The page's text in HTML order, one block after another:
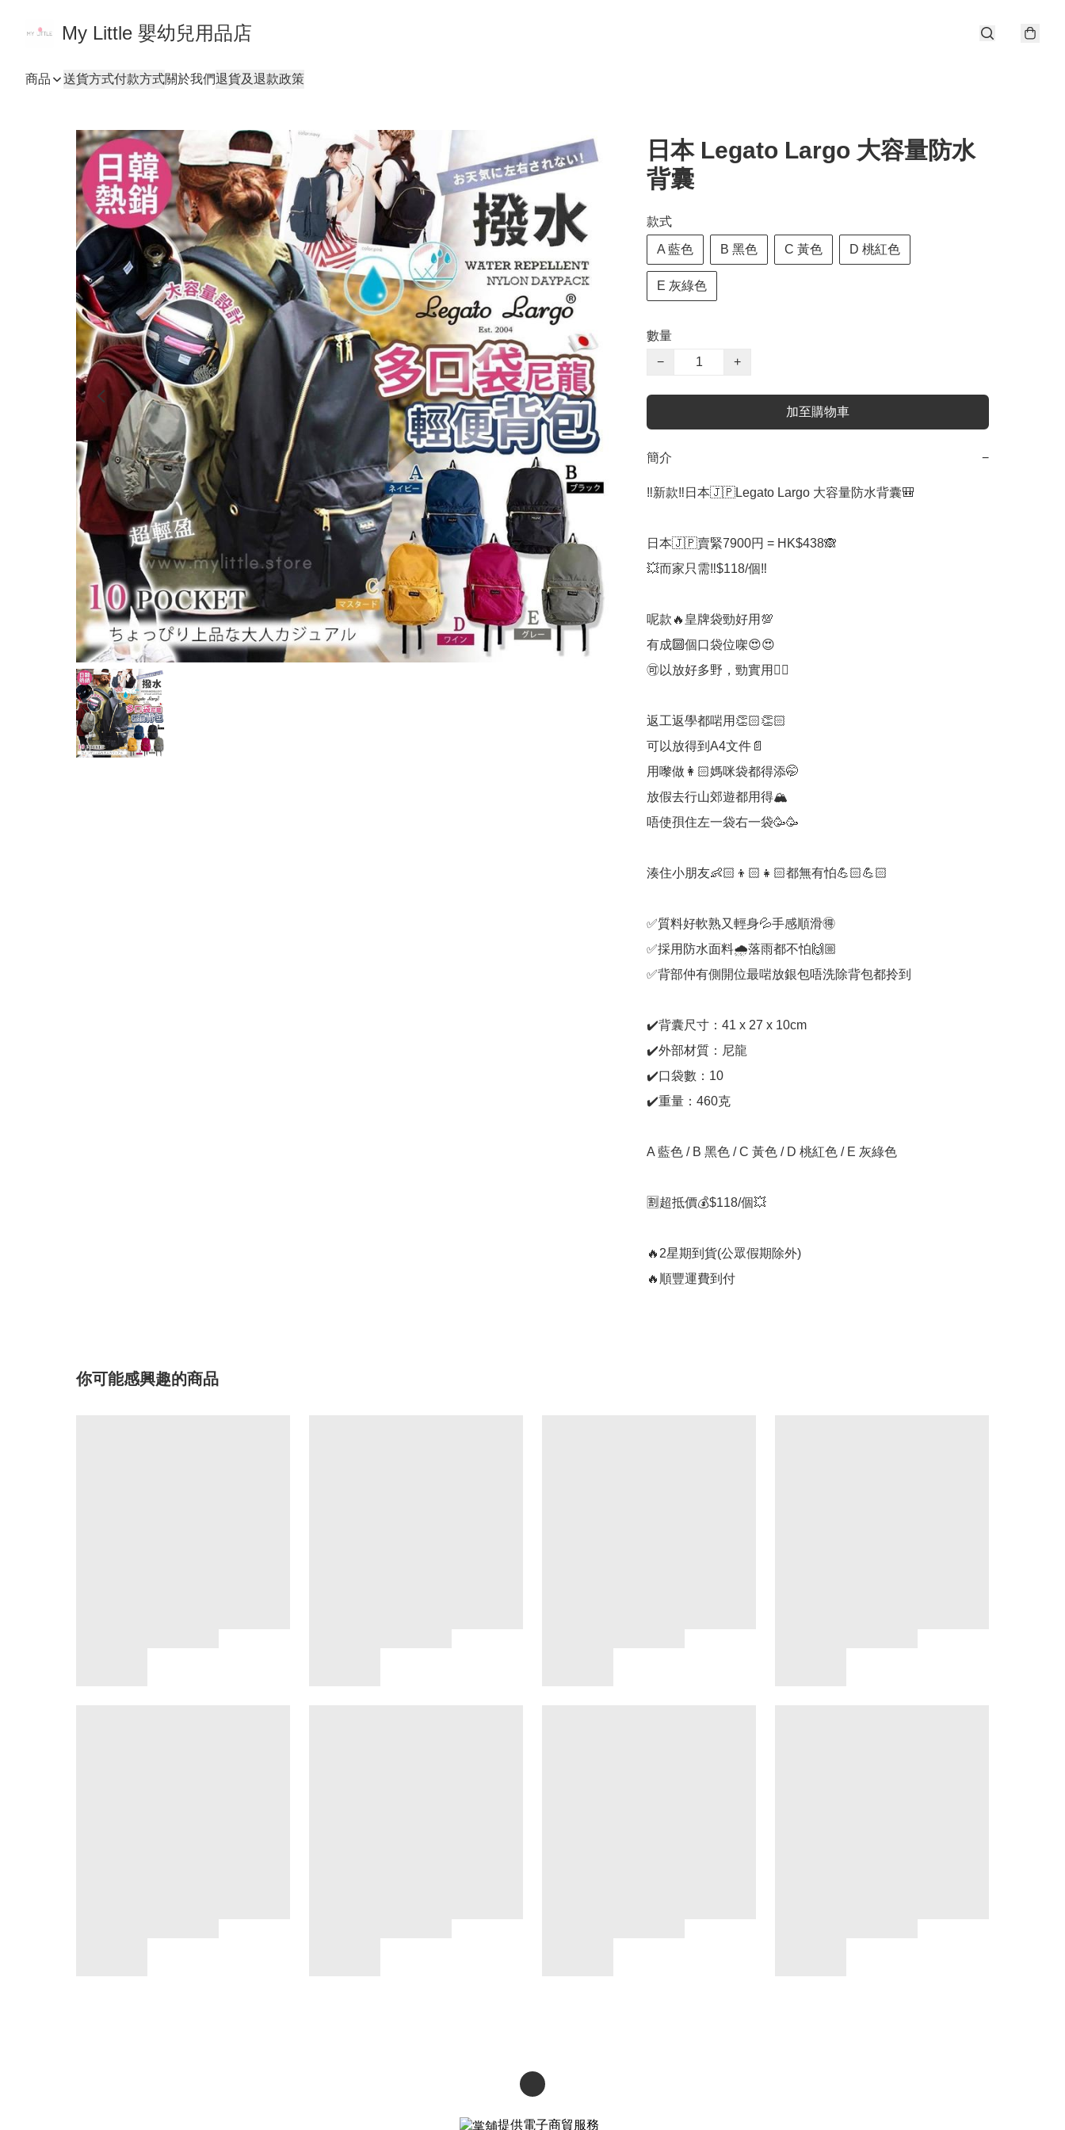
My Little 嬰幼兒用品店
商品 送貨方式付款方式關於我們退貨及退款政策
日本 Legato Largo 大容量防水
背囊
款式
A 藍色 B 黑色 C 黃色 D 桃紅色
E 灰綠色
數量
−
+
加至購物車
簡介 −
‼️新款‼️日本🇯🇵Legato Largo 大容量防水背囊🎒
日本🇯🇵賣緊7900円 = HK$438🙈
💥而家只需‼️$118/個‼️
呢款🔥皇牌袋勁好用💯
有成🔟個口袋位㗎😍😍
🉑️以放好多野，勁實用👍🏻
返工返學都啱用👏🏻👏🏻
可以放得到A4文件📄
用嚟做👩🏻媽咪袋都得添🤭
放假去行山郊遊都用得🏔
唔使孭住左一袋右一袋🥳🥳
湊住小朋友👶🏻👦🏻👧🏻都無有怕💪🏻💪🏻
✅質料好軟熟又輕身💦手感順滑🉐️
✅採用防水面料🌧落雨都不怕🙌🏼
✅背部仲有側開位最啱放銀包唔洗除背包都拎到
✔️背囊尺寸：41 x 27 x 10cm
✔️外部材質：尼龍
✔️口袋數：10
✔️重量：460克
A 藍色 / B 黑色 / C 黃色 / D 桃紅色 / E 灰綠色
🈹超抵價💰$118/個💥
🔥2星期到貨(公眾假期除外)
🔥順豐運費到付
你可能感興趣的商品
提供電子商貿服務